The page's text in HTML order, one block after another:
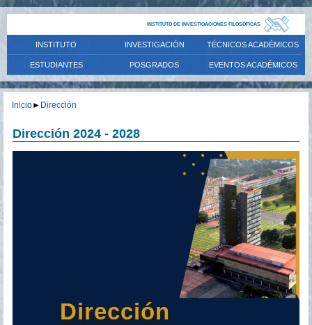
INSTITUTO DE INVESTIGACIONES FILOSÓFICAS
INSTITUTO INVESTIGACIÓN TÉCNICOS ACADÉMICOS
ESTUDIANTES POSGRADOS EVENTOS ACADÉMICOS
Inicio► Dirección
Dirección 2024 - 2028
Dirección